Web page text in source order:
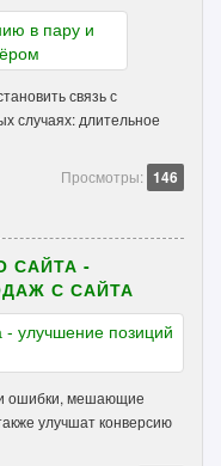
связь с
случаях: длительное
Просмотры: 146
САЙТА -
С САЙТА
ошибки, мешающие
улучшат конверсию